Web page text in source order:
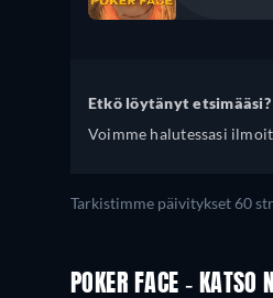
Etkö löytänyt etsimääsi?
Voimme halutessasi
Tarkistimme päivitykset 60
POKER FACE -